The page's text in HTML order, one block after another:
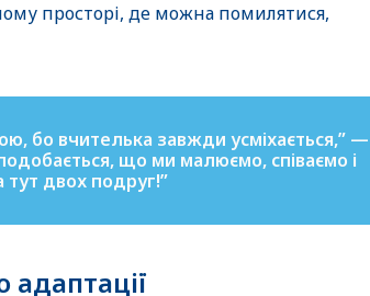
просторі, де можна помилятися,
бо вчителька завжди усміхається,” —
що ми малюємо, співаємо і
двох подруг!”
адаптації